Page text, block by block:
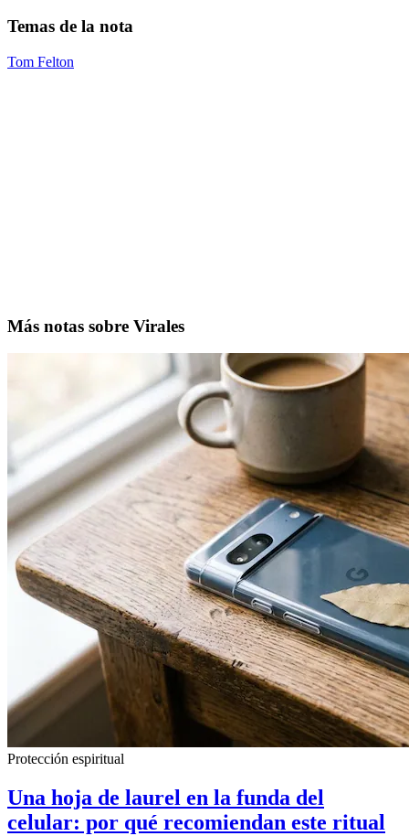
Temas de la nota
Tom Felton
Más notas sobre Virales
Protección espiritual
Una hoja de laurel en la funda del
celular: por qué recomiendan este ritual